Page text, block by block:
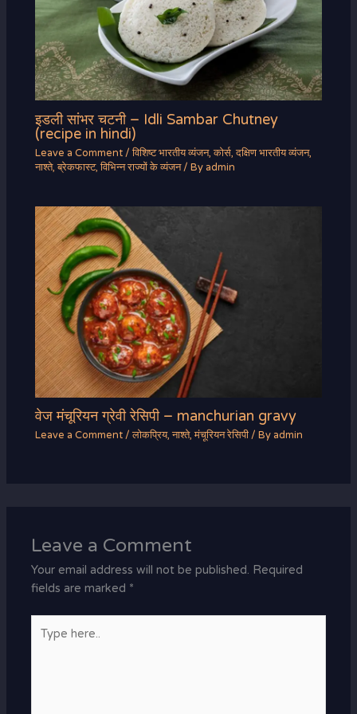
इडली सांभर चटनी – Idli Sambar Chutney
(recipe in hindi)
Leave a Comment /विशिष्ट भारतीय व्यंजन,कोर्स,दक्षिण भारतीय व्यंजन,
नाश्ते,ब्रेकफास्ट,विभिन्न राज्यों के व्यंजन/ By admin
वेज मंचूरियन ग्रेवी रेसिपी – manchurian gravy
Leave a Comment /लोकप्रिय,नाश्ते,मंचूरियन रेसिपी/ By admin
Leave a Comment
Your email address will not be published. Required
fields are marked *
here..